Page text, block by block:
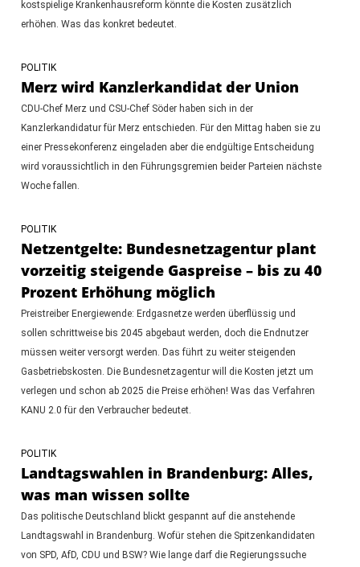
kostspielige Krankenhausreform könnte die Kosten zusätzlich
erhöhen. Was das konkret bedeutet.
POLITIK
Merz wird Kanzlerkandidat der Union
CDU-Chef Merz und CSU-Chef Söder haben sich in der
Kanzlerkandidatur für Merz entschieden. Für den Mittag haben sie zu
einer Pressekonferenz eingeladen aber die endgültige Entscheidung
wird voraussichtlich in den Führungsgremien beider Parteien nächste
Woche fallen.
POLITIK
Netzentgelte: Bundesnetzagentur plant
vorzeitig steigende Gaspreise – bis zu 40
Prozent Erhöhung möglich
Preistreiber Energiewende: Erdgasnetze werden überflüssig und
sollen schrittweise bis 2045 abgebaut werden, doch die Endnutzer
müssen weiter versorgt werden. Das führt zu weiter steigenden
Gasbetriebskosten. Die Bundesnetzagentur will die Kosten jetzt um
verlegen und schon ab 2025 die Preise erhöhen! Was das Verfahren
KANU 2.0 für den Verbraucher bedeutet.
POLITIK
Landtagswahlen in Brandenburg: Alles,
was man wissen sollte
Das politische Deutschland blickt gespannt auf die anstehende
Landtagswahl in Brandenburg. Wofür stehen die Spitzenkandidaten
von SPD, AfD, CDU und BSW? Wie lange darf die Regierungssuche